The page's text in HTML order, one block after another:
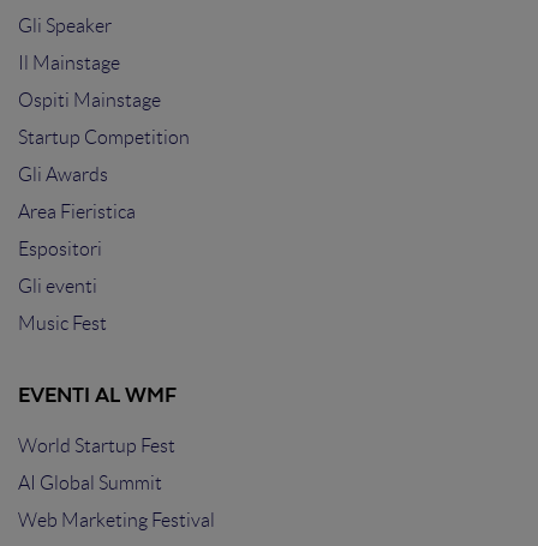
Gli Speaker
Il Mainstage
Ospiti Mainstage
Startup Competition
Gli Awards
Area Fieristica
Espositori
Gli eventi
Music Fest
EVENTI AL WMF
World Startup Fest
AI Global Summit
Web Marketing Festival